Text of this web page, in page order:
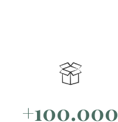
+100.000